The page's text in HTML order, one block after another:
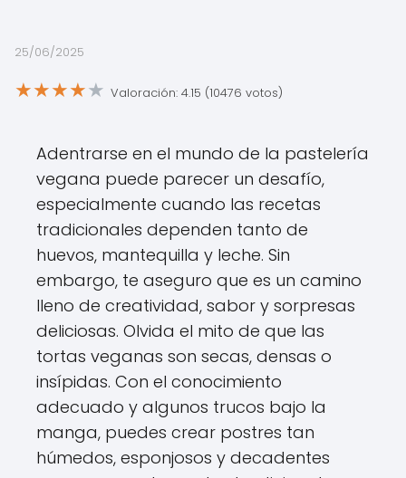
25/06/2025
★★★★★ Valoración: 4.15 (10476 votos)
Adentrarse en el mundo de la pastelería
vegana puede parecer un desafío,
especialmente cuando las recetas
tradicionales dependen tanto de
huevos, mantequilla y leche. Sin
embargo, te aseguro que es un camino
lleno de creatividad, sabor y sorpresas
deliciosas. Olvida el mito de que las
tortas veganas son secas, densas o
insípidas. Con el conocimiento
adecuado y algunos trucos bajo la
manga, puedes crear postres tan
húmedos, esponjosos y decadentes